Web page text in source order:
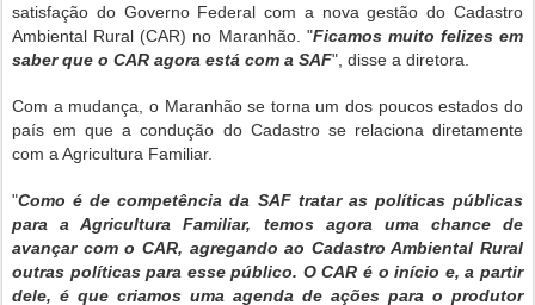
satisfação do Governo Federal com a nova gestão do Cadastro
Ambiental Rural (CAR) no Maranhão. "Ficamos muito felizes em
saber que o CAR agora está com a SAF", disse a diretora.
Com a mudança, o Maranhão se torna um dos poucos estados do
país em que a condução do Cadastro se relaciona diretamente
com a Agricultura Familiar.
"Como é de competência da SAF tratar as políticas públicas
para a Agricultura Familiar, temos agora uma chance de
avançar com o CAR, agregando ao Cadastro Ambiental Rural
outras políticas para esse público. O CAR é o início e, a partir
dele, é que criamos uma agenda de ações para o produtor